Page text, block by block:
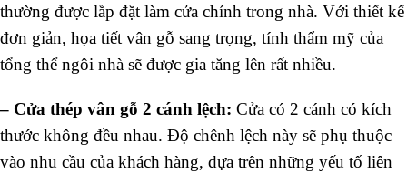
thường được lắp đặt làm cửa chính trong nhà. Với thiết kế
đơn giản, họa tiết vân gỗ sang trọng, tính thẩm mỹ của
tổng thể ngôi nhà sẽ được gia tăng lên rất nhiều.
– Cửa thép vân gỗ 2 cánh lệch: Cửa có 2 cánh có kích
thước không đều nhau. Độ chênh lệch này sẽ phụ thuộc
vào nhu cầu của khách hàng, dựa trên những yếu tố liên